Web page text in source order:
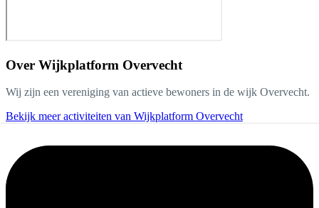
Over Wijkplatform Overvecht
Wij zijn een vereniging van actieve bewoners in de wijk Overvecht.
Bekijk meer activiteiten van Wijkplatform Overvecht